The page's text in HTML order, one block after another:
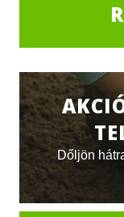
Dőljön